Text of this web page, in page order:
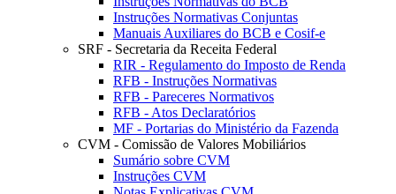
Instruções Normativas Conjuntas
Manuais Auxiliares do BCB e Cosif-e
SRF - Secretaria da Receita Federal
RIR - Regulamento do Imposto de Renda
RFB - Instruções Normativas
RFB - Pareceres Normativos
RFB - Atos Declaratórios
MF - Portarias do Ministério da Fazenda
CVM - Comissão de Valores Mobiliários
Sumário sobre CVM
Instruções CVM